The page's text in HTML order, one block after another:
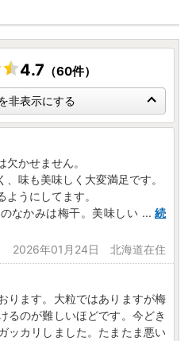
4.7 （60件）
非表示にする
かせません。
味も美味しく大変満足です。
うにしてます。
なかみは梅干。美味しい ... 続
2026年01月24日 北海道在住
ります。大粒ではありますが梅
るのが難しいほどです。今どき
ッカリしました。たまたま悪い